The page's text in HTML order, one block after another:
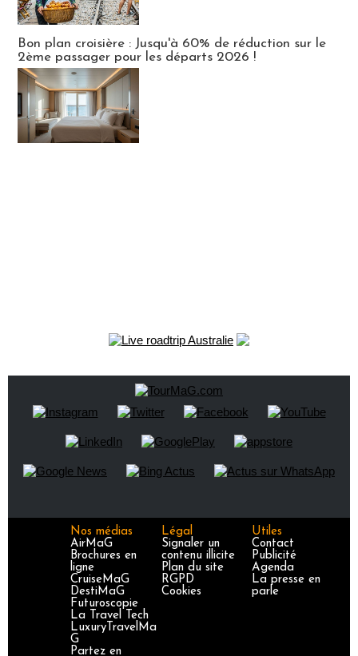
Bon plan croisière : Jusqu'à 60% de réduction sur le
2ème passager pour les départs 2026 !
Nos médias
AirMaG
Brochures en
ligne
CruiseMaG
DestiMaG
Futuroscopie
La Travel Tech
LuxuryTravelMa
G
Partez en
Légal
Signaler un
contenu illicite
Plan du site
RGPD
Cookies
Utiles
Contact
Publicité
Agenda
La presse en
parle